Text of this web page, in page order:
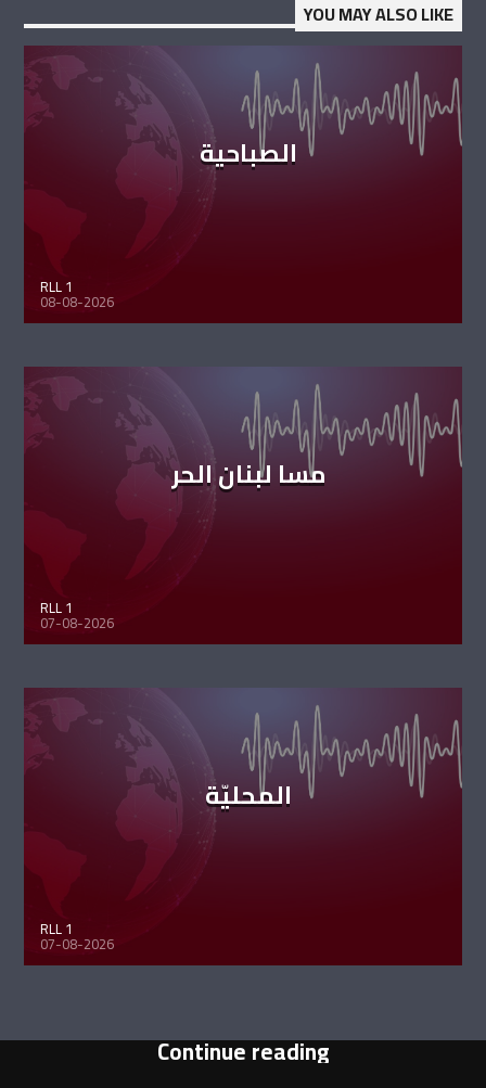
YOU MAY ALSO LIKE
الصباحية
RLL 1
08-08-2026
مسا لبنان الحر
RLL 1
07-08-2026
المحليّة
RLL 1
07-08-2026
Continue reading